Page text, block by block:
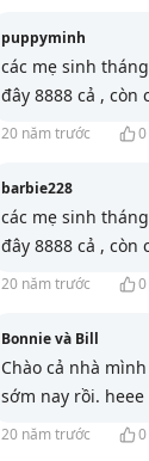
puppyminh
các mẹ sinh
đây 8888 cả , còn
20 năm trước 0
barbie228
các mẹ sinh
đây 8888 cả , còn
20 năm trước 0
Bonnie và Bill
Chào cả nhà
sớm nay rồi.
20 năm trước 0